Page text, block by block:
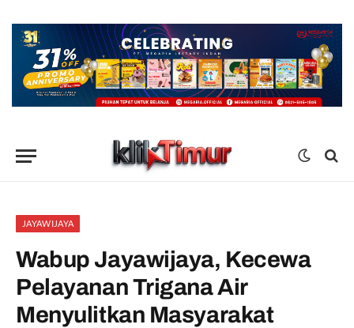
JAYAWIJAYA
Wabup Jayawijaya, Kecewa
Pelayanan Trigana Air
Menyulitkan Masyarakat